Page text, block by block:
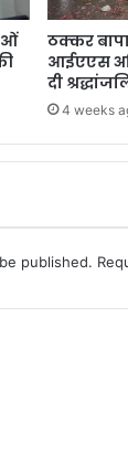
ठक्कर बापा
आईएएस
दी
4 weeks
published.